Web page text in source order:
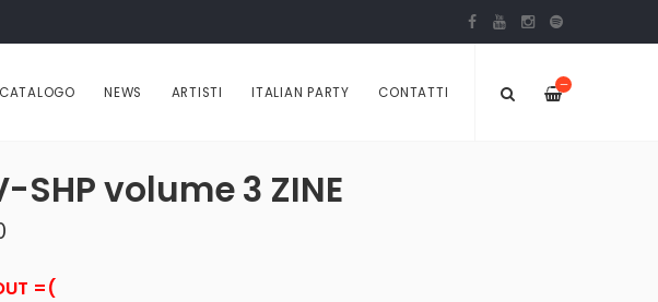
—
CATALOGO NEWS ARTISTI ITALIAN PARTY CONTATTI
SHP volume 3 ZINE
=(